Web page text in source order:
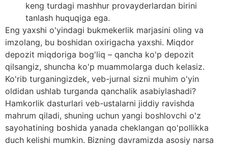
keng turdagi mashhur provayderlardan birini
tanlash huquqiga ega.
Eng yaxshi o'yindagi bukmekerlik marjasini oling va
imzolang, bu boshidan oxirigacha yaxshi. Miqdor
depozit miqdoriga bog'liq – qancha ko'p depozit
qilsangiz, shuncha ko'p muammolarga duch kelasiz.
Ko'rib turganingizdek, veb-jurnal sizni muhim o'yin
oldidan ushlab turganda qanchalik asabiylashadi?
Hamkorlik dasturlari veb-ustalarni jiddiy ravishda
mahrum qiladi, shuning uchun yangi boshlovchi o'z
sayohatining boshida yanada cheklangan qo'pollikka
duch kelishi mumkin. Bizning davramizda asosiy narsa